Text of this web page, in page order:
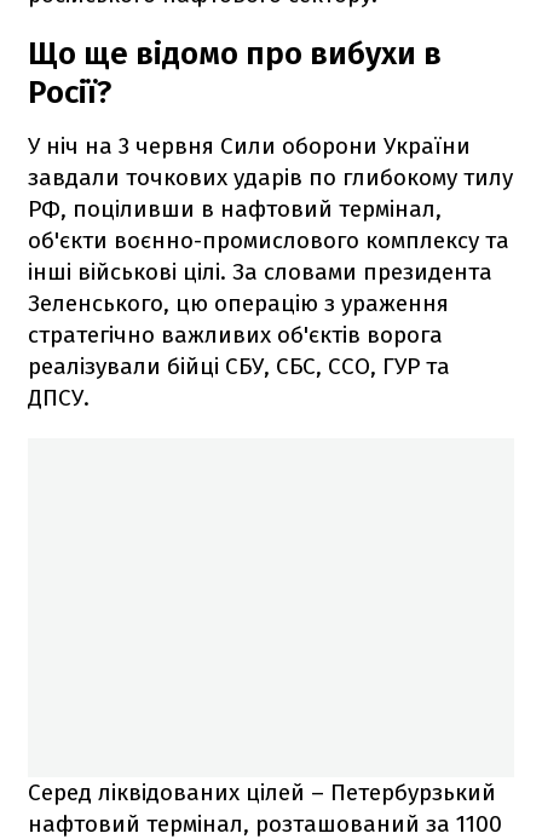
Що ще відомо про вибухи в
Росії?
У ніч на 3 червня Сили оборони України
завдали точкових ударів по глибокому тилу
РФ, поціливши в нафтовий термінал,
об'єкти воєнно-промислового комплексу та
інші військові цілі. За словами президента
Зеленського, цю операцію з ураження
стратегічно важливих об'єктів ворога
реалізували бійці СБУ, СБС, ССО, ГУР та
ДПСУ.
Серед ліквідованих цілей – Петербурзький
нафтовий термінал, розташований за 1100